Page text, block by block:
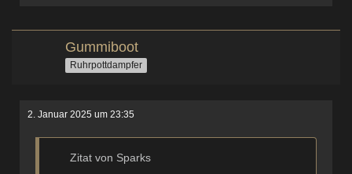
Gummiboot
Ruhrpottdampfer
2. Januar 2025 um 23:35
Zitat von Sparks